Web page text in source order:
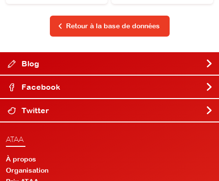
Retour à la base de données
Blog
Facebook
Twitter
ATAA
À propos
Organisation